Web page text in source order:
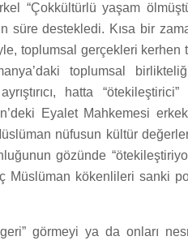
“Çokkültürlü yaşam
süre destekledi. Kısa bir
toplumsal gerçekleri kerhen
toplumsal
hatta
Eyalet Mahkemesi erkek
nüfusun kültür
gözünde
Müslüman kökenlileri sanki
görmeyi ya da onları